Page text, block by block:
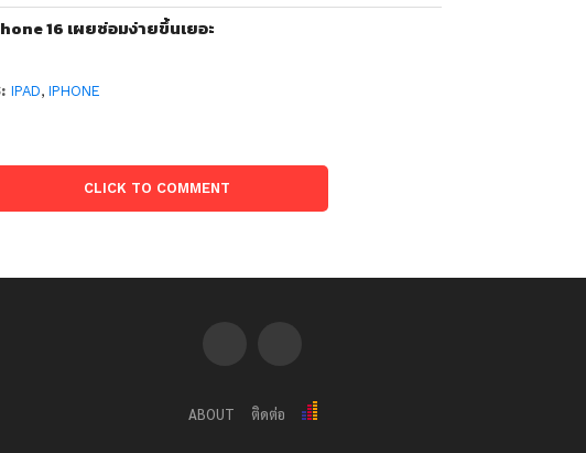
16 เผยซ่อมง่ายขึ้นเยอะ
IPAD,IPHONE
CLICK TO COMMENT
ABOUT ติดต่อ